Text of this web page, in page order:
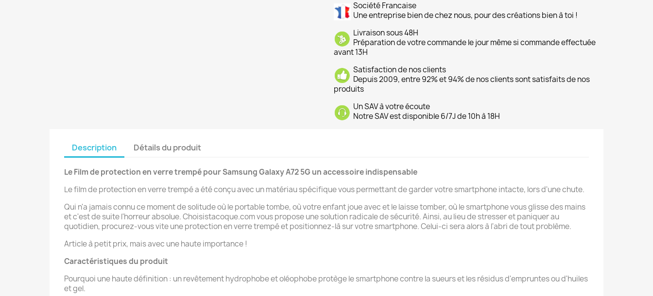
Société Francaise
Une entreprise bien de chez nous, pour des créations bien à toi !
Livraison sous 48H
Préparation de votre commande le jour même si commande effectuée
avant 13H
Satisfaction de nos clients
Depuis 2009, entre 92% et 94% de nos clients sont satisfaits de nos
produits
Un SAV à votre écoute
Notre SAV est disponible 6/7J de 10h à 18H
Description Détails du produit
Le Film de protection en verre trempé pour Samsung Galaxy A72 5G un accessoire indispensable
Le film de protection en verre trempé a été conçu avec un matériau spécifique vous permettant de garder votre smartphone intacte, lors d'une chute.
Qui n'a jamais connu ce moment de solitude où le portable tombe, où votre enfant joue avec et le laisse tomber, où le smartphone vous glisse des mains
et c'est de suite l'horreur absolue. Choisistacoque.com vous propose une solution radicale de sécurité. Ainsi, au lieu de stresser et paniquer au
quotidien, procurez-vous vite une protection en verre trempé et positionnez-là sur votre smartphone. Celui-ci sera alors à l'abri de tout problème.
Article à petit prix, mais avec une haute importance !
Caractéristiques du produit
Pourquoi une haute définition : un revêtement hydrophobe et oléophobe protège le smartphone contre la sueurs et les résidus d'empruntes ou d'huiles
et gel.